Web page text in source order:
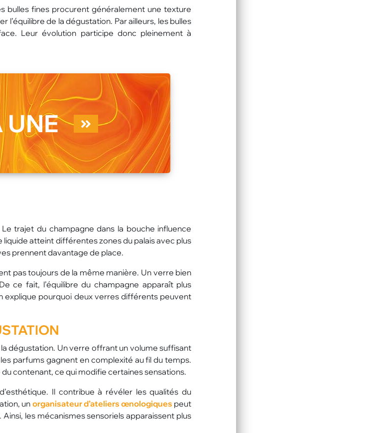
bulles fines procurent généralement une texture
de la dégustation. Par ailleurs, les bulles
Leur évolution participe donc pleinement à
UNE
trajet du champagne dans la bouche influence
atteint différentes zones du palais avec plus
prennent davantage de place.
pas toujours de la même manière. Un verre bien
ce fait, l’équilibre du champagne apparaît plus
pourquoi deux verres différents peuvent
dégustation. Un verre offrant un volume suffisant
parfums gagnent en complexité au fil du temps.
contenant, ce qui modifie certaines sensations.
Il contribue à révéler les qualités du
un organisateur d’ateliers œnologiques peut
les mécanismes sensoriels apparaissent plus